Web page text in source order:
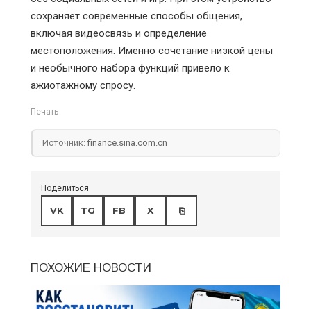
сохраняет современные способы общения,
включая видеосвязь и определение
местоположения. Именно сочетание низкой цены
и необычного набора функций привело к
ажиотажному спросу.
Печать
Источник:finance.sina.com.cn
Поделиться
VK TG FB X ⎘
ПОХОЖИЕ НОВОСТИ